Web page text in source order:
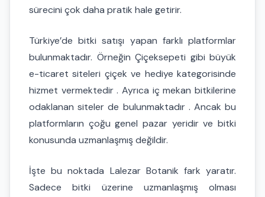
sürecini çok daha pratik hale getirir.
Türkiye’de bitki satışı yapan farklı platformlar
bulunmaktadır. Örneğin Çiçeksepeti gibi büyük
e-ticaret siteleri çiçek ve hediye kategorisinde
hizmet vermektedir. Ayrıca iç mekan bitkilerine
odaklanan siteler de bulunmaktadır . Ancak bu
platformların çoğu genel pazar yeridir ve bitki
konusunda uzmanlaşmış değildir.
İşte bu noktada Lalezar Botanik fark yaratır.
Sadece bitki üzerine uzmanlaşmış olması